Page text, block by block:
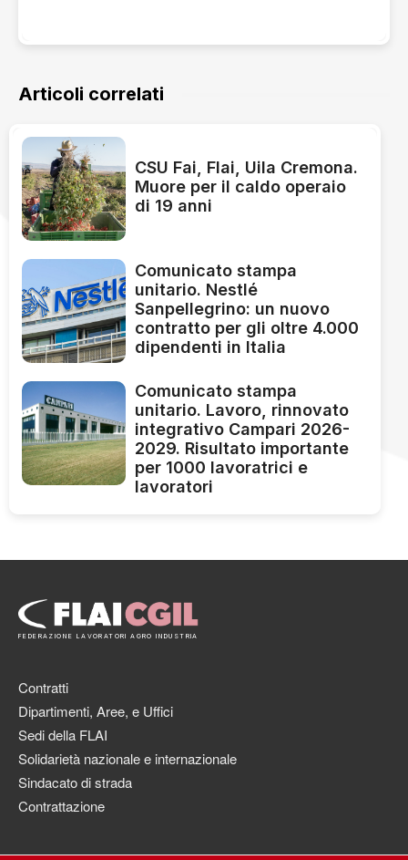
Articoli correlati
CSU Fai, Flai, Uila Cremona.
Muore per il caldo operaio
di 19 anni
Comunicato stampa
unitario. Nestlé
Sanpellegrino: un nuovo
contratto per gli oltre 4.000
dipendenti in Italia
Comunicato stampa
unitario. Lavoro, rinnovato
integrativo Campari 2026-
2029. Risultato importante
per 1000 lavoratrici e
lavoratori
FEDERAZIONE LAVORATORI AGRO INDUSTRIA
Contratti
Dipartimenti, Aree, e Uffici
Sedi della FLAI
Solidarietà nazionale e internazionale
Sindacato di strada
Contrattazione